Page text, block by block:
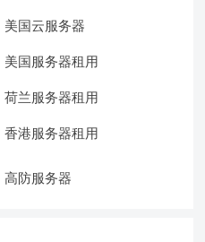
美国云服务器
美国服务器租用
荷兰服务器租用
香港服务器租用
高防服务器